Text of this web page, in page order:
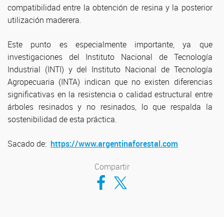
compatibilidad entre la obtención de resina y la posterior
utilización maderera.
Este punto es especialmente importante, ya que
investigaciones del Instituto Nacional de Tecnología
Industrial (INTI) y del Instituto Nacional de Tecnología
Agropecuaria (INTA) indican que no existen diferencias
significativas en la resistencia o calidad estructural entre
árboles resinados y no resinados, lo que respalda la
sostenibilidad de esta práctica.
Sacado de: https://www.argentinaforestal.com
Compartir
Compartir en Facebook
Compartir en Twitter